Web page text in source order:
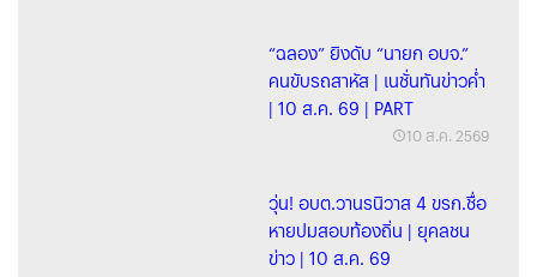
“ฉลอง” ยิงดับ “นายก อบจ.”
คนขับรถสาหัส | เนชั่นทันข่าวค่ำ
| 10 ส.ค. 69 | PART
10 ส.ค. 2569
วุ่น! อบต.วานรนิวาส 4 ขรก.ชื่อ
หายปมสอบท้องถิ่น | ยุคลชน
ข่าว | 10 ส.ค. 69